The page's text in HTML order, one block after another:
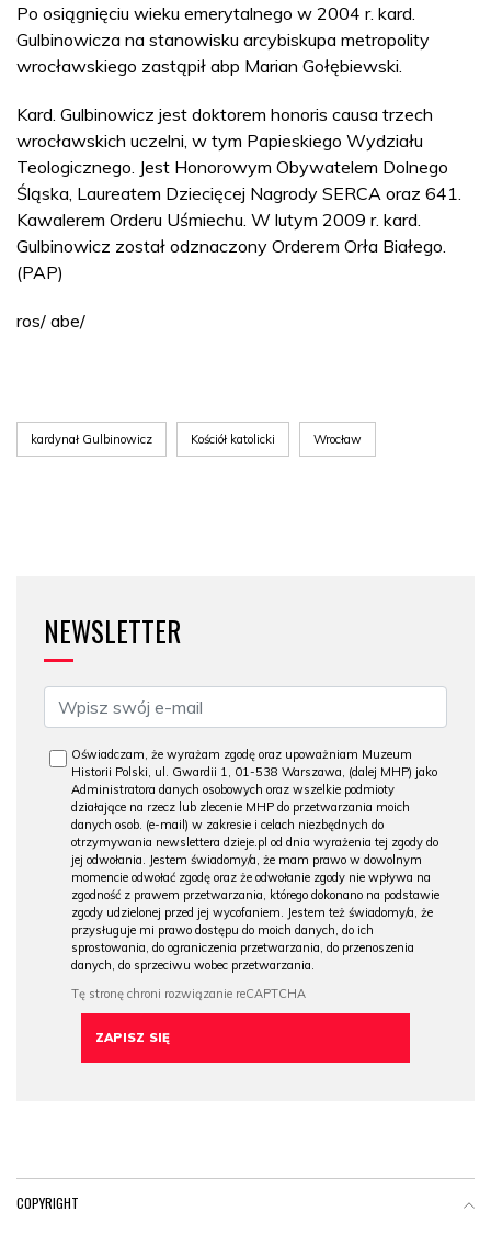
Po osiągnięciu wieku emerytalnego w 2004 r. kard.
Gulbinowicza na stanowisku arcybiskupa metropolity
wrocławskiego zastąpił abp Marian Gołębiewski.
Kard. Gulbinowicz jest doktorem honoris causa trzech
wrocławskich uczelni, w tym Papieskiego Wydziału
Teologicznego. Jest Honorowym Obywatelem Dolnego
Śląska, Laureatem Dziecięcej Nagrody SERCA oraz 641.
Kawalerem Orderu Uśmiechu. W lutym 2009 r. kard.
Gulbinowicz został odznaczony Orderem Orła Białego.
(PAP)
ros/ abe/
kardynał Gulbinowicz Kościół katolicki Wrocław
NEWSLETTER
Oświadczam, że wyrażam zgodę oraz upoważniam Muzeum
Historii Polski, ul. Gwardii 1, 01-538 Warszawa, (dalej MHP) jako
Administratora danych osobowych oraz wszelkie podmioty
działające na rzecz lub zlecenie MHP do przetwarzania moich
danych osob. (e-mail) w zakresie i celach niezbędnych do
otrzymywania newslettera dzieje.pl od dnia wyrażenia tej zgody do
jej odwołania. Jestem świadomy/a, że mam prawo w dowolnym
momencie odwołać zgodę oraz że odwołanie zgody nie wpływa na
zgodność z prawem przetwarzania, którego dokonano na podstawie
zgody udzielonej przed jej wycofaniem. Jestem też świadomy/a, że
przysługuje mi prawo dostępu do moich danych, do ich
sprostowania, do ograniczenia przetwarzania, do przenoszenia
danych, do sprzeciwu wobec przetwarzania.
COPYRIGHT